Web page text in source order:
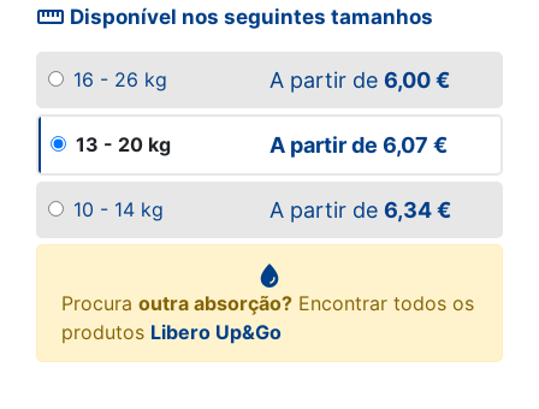
straighten Disponível nos seguintes tamanhos
16 - 26 kg A partir de 6,00 €
13 - 20 kg A partir de 6,07 €
10 - 14 kg A partir de 6,34 €
Procura outra absorção? Encontrar todos os
produtos Libero Up&Go